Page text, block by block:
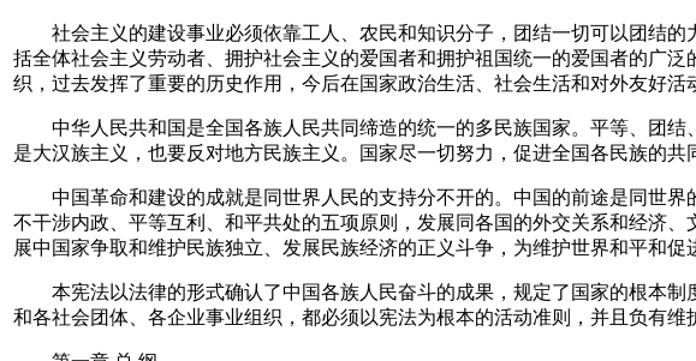
社会主义的建设事业必须依靠工人、农民和知识分子，团结一切可以团结的
括全体社会主义劳动者、拥护社会主义的爱国者和拥护祖国统一的爱国者的广
织，过去发挥了重要的历史作用，今后在国家政治生活、社会生活和对外友好
中华人民共和国是全国各族人民共同缔造的统一的多民族国家。平等、团结
是大汉族主义，也要反对地方民族主义。国家尽一切努力，促进全国各民族的共
中国革命和建设的成就是同世界人民的支持分不开的。中国的前途是同世界
不干涉内政、平等互利、和平共处的五项原则，发展同各国的外交关系和经济
展中国家争取和维护民族独立、发展民族经济的正义斗争，为维护世界和平和促
本宪法以法律的形式确认了中国各族人民奋斗的成果，规定了国家的根本制
和各社会团体、各企业事业组织，都必须以宪法为根本的活动准则，并且负有维